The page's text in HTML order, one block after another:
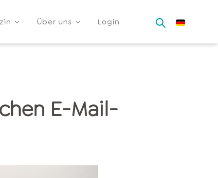
Über uns Login
E-Mail-